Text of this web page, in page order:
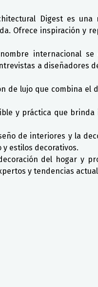
Digest es
Ofrece inspiración y
internacional
a diseñadores
de lujo que combina
y práctica que
de interiores y la
estilos decorativos.
del hogar y
y tendencias